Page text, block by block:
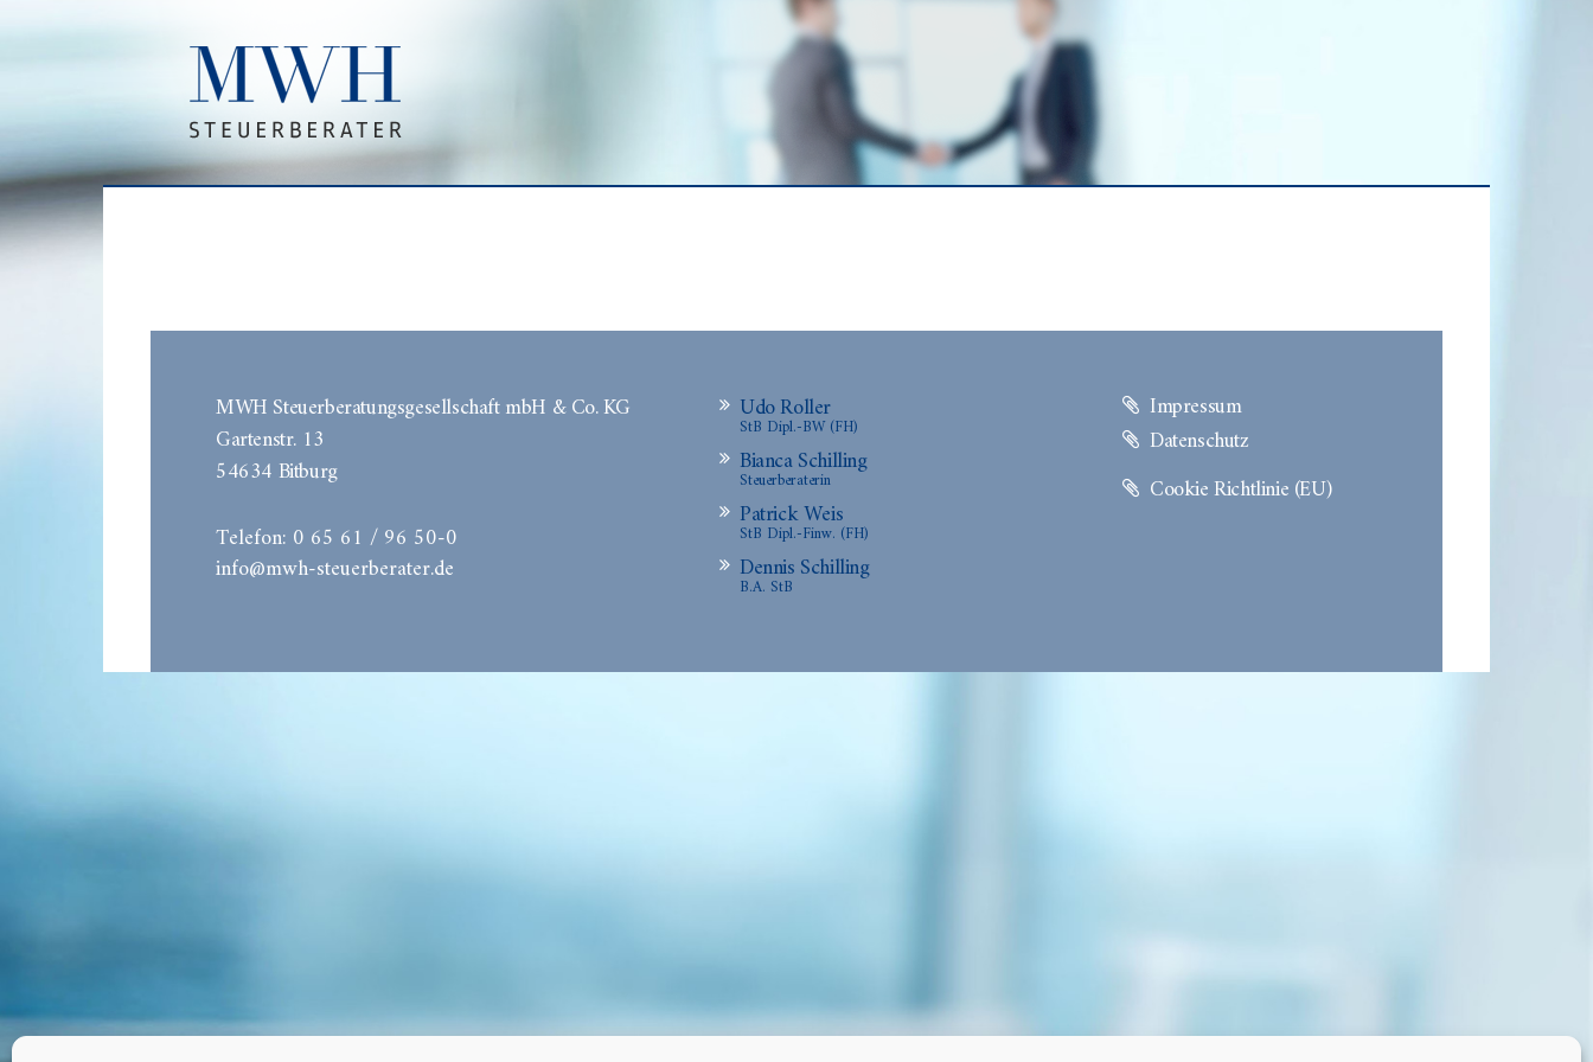
MWH Steuerberatungsgesellschaft mbH & Co. KG
Gartenstr. 13
54634 Bitburg
Telefon: 0 65 61 / 96 50-0
info@mwh-steuerberater.de
Udo Roller
StB Dipl.-BW (FH)
Bianca Schilling
Steuerberaterin
Patrick Weis
StB Dipl.-Finw. (FH)
Dennis Schilling
B.A. StB
Impressum
Datenschutz
Cookie Richtlinie (EU)